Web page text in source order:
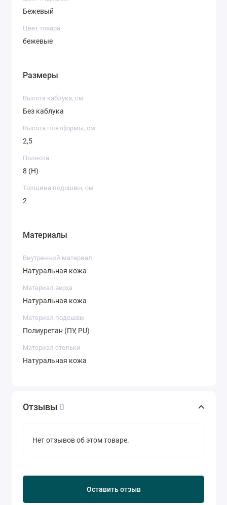
Бежевый
Цвет товара
бежевые
Размеры
Высота каблука, см
Без каблука
Высота платформы, см
2,5
Полнота
8 (H)
Толщина подошвы, см
2
Материалы
Внутренний материал
Натуральная кожа
Материал верха
Натуральная кожа
Материал подошвы
Полиуретан (ПУ, PU)
Материал стельки
Натуральная кожа
Отзывы 0
Нет отзывов об этом товаре.
Оставить отзыв